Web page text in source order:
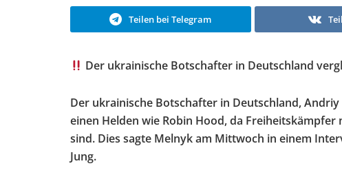
Teilen bei Telegram
Der ukrainische Botschafter in Deutschland
Der ukrainische Botschafter in Deutschland,
einen Helden wie Robin Hood, da
sind. Dies sagte Melnyk am Mittwoch in einem
Jung.